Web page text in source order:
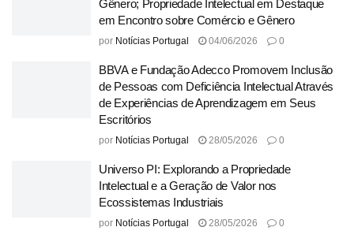
Gênero; Propriedade Intelectual em Destaque
em Encontro sobre Comércio e Gênero
por Notícias Portugal 04/06/2026 0
BBVA e Fundação Adecco Promovem Inclusão
de Pessoas com Deficiência Intelectual Através
de Experiências de Aprendizagem em Seus
Escritórios
por Notícias Portugal 28/05/2026 0
Universo PI: Explorando a Propriedade
Intelectual e a Geração de Valor nos
Ecossistemas Industriais
por Notícias Portugal 28/05/2026 0